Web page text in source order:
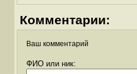
Комментарии:
Ваш комментарий
ФИО или ник: